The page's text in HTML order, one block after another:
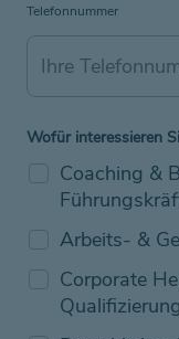
Telefonnummer
Wofür interessieren
Coaching &
Arbeits- &
Corporate